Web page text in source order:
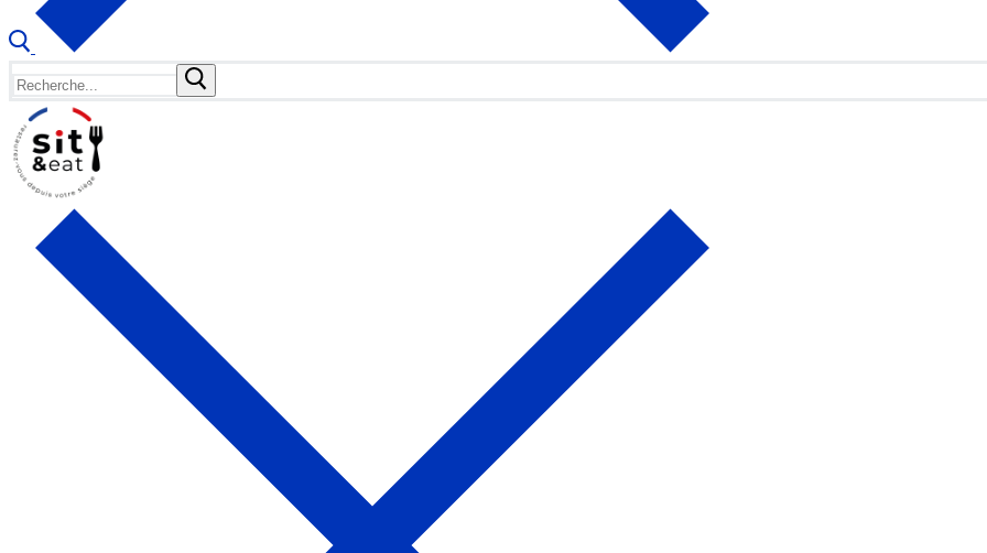
Rechercher